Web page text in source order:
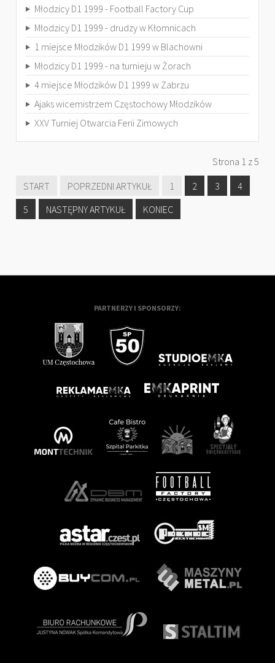
Młodzicy D1 1999 - Football Factory Cup
Młodzicy D1 1999 - drudzy w Kłomnicach
1 miejsce Młodzików D1 1999 w Blachowni
Młodzicy D1 1999 - na turnieju w Żorach
4 miejsce Młodzików D1 1999 w Zabrzu
Ajaks wicemistrzem Częstochowy Młodzików
XXV Turniej Otwarcia Ferii Zimowych
Strona 1 z 5
START
POPRZEDNI ARTYKUŁ 1 2 3
4
5
NASTĘPNY ARTYKUŁ KONIEC
PARTNERZY I SPONSORZY: